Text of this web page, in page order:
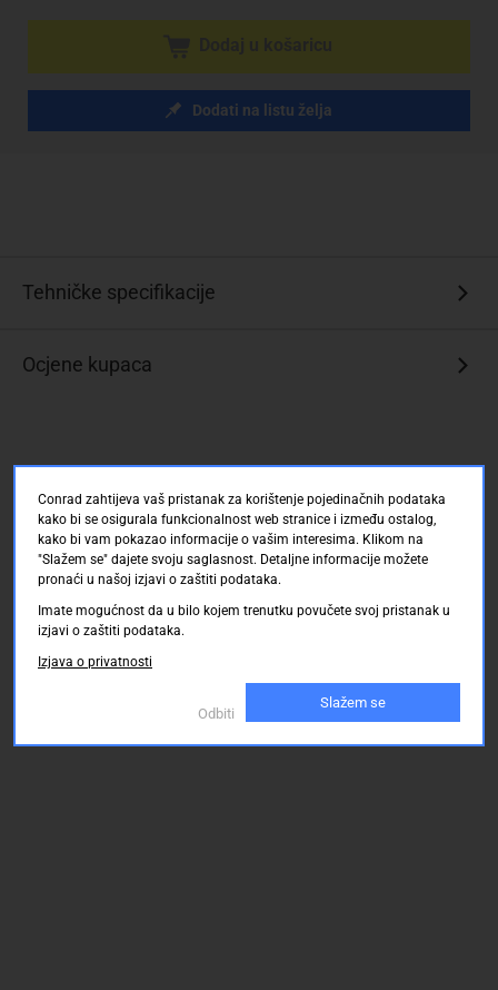
Dodati na listu želja
Tehničke specifikacije
Ocjene kupaca
Conrad zahtijeva vaš pristanak za korištenje pojedinačnih podataka
kako bi se osigurala funkcionalnost web stranice i između ostalog,
kako bi vam pokazao informacije o vašim interesima. Klikom na
"Slažem se" dajete svoju saglasnost. Detaljne informacije možete
pronaći u našoj izjavi o zaštiti podataka.
Imate mogućnost da u bilo kojem trenutku povučete svoj pristanak u
izjavi o zaštiti podataka.
Izjava o privatnosti
Odbiti
Slažem se